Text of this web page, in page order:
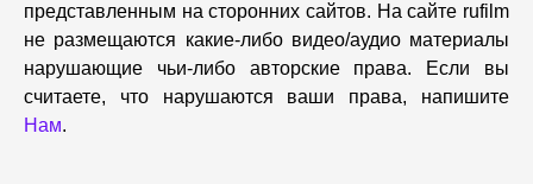
представленным на сторонних сайтов. На сайте rufilm
не размещаются какие-либо видео/аудио материалы
нарушающие чьи-либо авторские права. Если вы
считаете, что нарушаются ваши права, напишите
Нам.